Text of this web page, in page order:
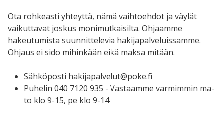
Ota rohkeasti yhteyttä, nämä vaihtoehdot ja väylät
vaikuttavat joskus monimutkaisilta. Ohjaamme
hakeutumista suunnittelevia hakijapalveluissamme.
Ohjaus ei sido mihinkään eikä maksa mitään.
Sähköposti hakijapalvelut@poke.fi
Puhelin 040 7120 935 - Vastaamme varmimmin ma-
to klo 9-15, pe klo 9-14